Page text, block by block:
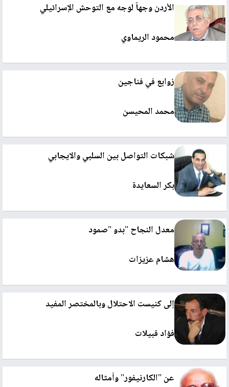
الأردن وجهاً لوجه مع التوحش الإسرائيلي
محمود الريماوي
زوابع في فناجين
محمد المحيسن
شبكات التواصل بين السلبي والايجابي
بكر السعايدة
معدل النجاح "بدو "صمود
هشام عزيزات
إلى كنيست الاحتلال وبالمختصر المفيد
فؤاد قبيلات
عن "الكارنيفور" وأمثاله